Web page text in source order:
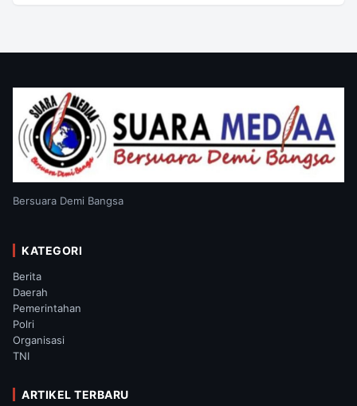
Bersuara Demi Bangsa
KATEGORI
Berita
Daerah
Pemerintahan
Polri
Organisasi
TNI
ARTIKEL TERBARU